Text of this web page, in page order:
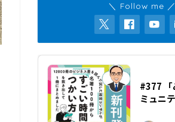
＼ Follow me ／